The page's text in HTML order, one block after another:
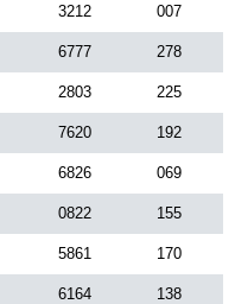
3212 007
6777 278
2803 225
7620 192
6826 069
0822 155
5861 170
6164 138